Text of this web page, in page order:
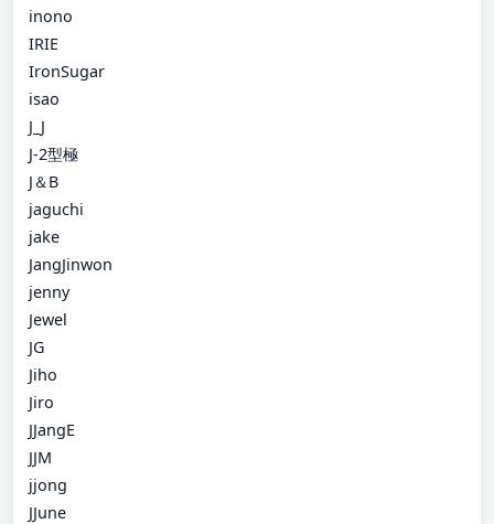
inono
IRIE
IronSugar
isao
J_J
J-2型極
J＆B
jaguchi
jake
JangJinwon
jenny
Jewel
JG
Jiho
Jiro
JJangE
JJM
jjong
JJune